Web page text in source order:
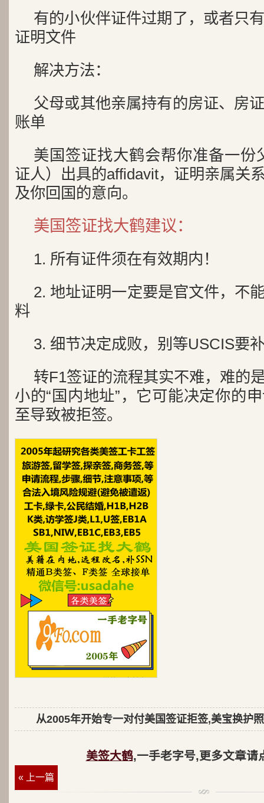
有的小伙伴证件过期了，或者只
证明文件
解决方法：
父母或其他亲属持有的房证、房
账单
美国签证找大鹤会帮你准备一份
证人）出具的affidavit，证明亲属关
及你回国的意向。
美国签证找大鹤建议：
1. 所有证件须在有效期内！
2. 地址证明一定要是官文件，不
料
3. 细节决定成败，别等USCIS要
转F1签证的流程其实不难，难的
小的“国内地址”，它可能决定你的
至导致被拒签。
从2005年开始专一对付美国签证拒签,美宝换护
美签大鹤,一手老字号,更多文章请
« 上一篇